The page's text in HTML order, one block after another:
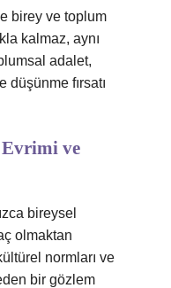
birey ve toplum
kalmaz, aynı
adalet,
fırsatı
Evrimi ve
bireysel
olmaktan
normları ve
bir gözlem